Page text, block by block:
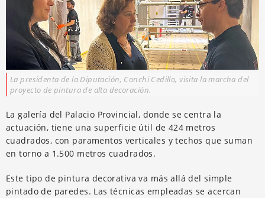
La presidenta de la Diputación, Conchi Cedillo, visita la marcha del
proyecto de pintura de alta decoración.
La galería del Palacio Provincial, donde se centra la
actuación, tiene una superficie útil de 424 metros
cuadrados, con paramentos verticales y techos que suman
en torno a 1.500 metros cuadrados.
Este tipo de pintura decorativa va más allá del simple
pintado de paredes. Las técnicas empleadas se acercan